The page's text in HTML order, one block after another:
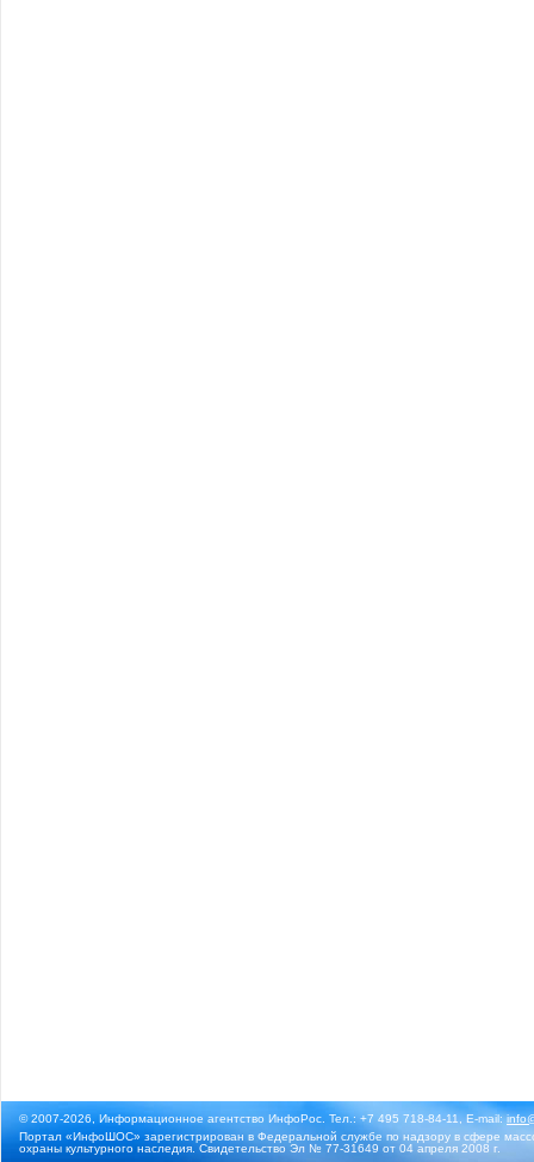
© 2007-2026, Информационное агентство ИнфоРос. Тел.: +7 495 718-84-11, E-mail:
Портал «ИнфоШОС» зарегистрирован в Федеральной службе по надзору в сфере
охраны культурного наследия. Свидетельство Эл № 77-31649 от 04 апреля 2008 г.